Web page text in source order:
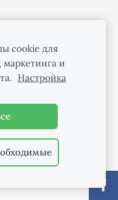
cookie для
маркетинга и
Настройка